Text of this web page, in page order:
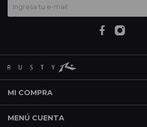
MI COMPRA
MENÚ CUENTA